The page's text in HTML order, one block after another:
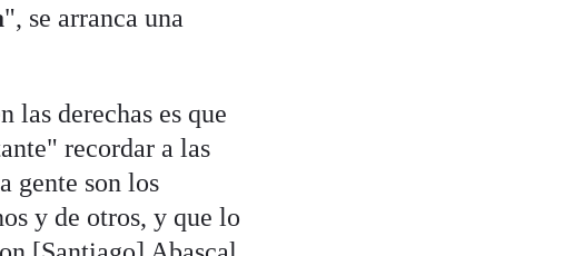
", se arranca una
las derechas es que
recordar a las
gente son los
y de otros, y que lo